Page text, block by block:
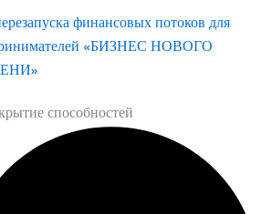
финансовых потоков для
«БИЗНЕС НОВОГО
способностей